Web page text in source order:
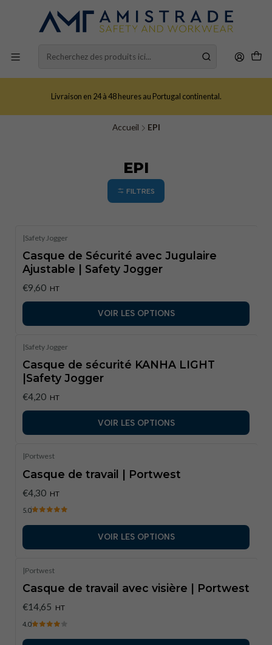
Livraison en 24 à 48 heures au Portugal continental.
Accueil EPI
EPI
FILTRES
|Safety Jogger
Casque de Sécurité avec Jugulaire
Ajustable | Safety Jogger
€9,60 HT
VOIR LES OPTIONS
|Safety Jogger
Casque de sécurité KANHA LIGHT
|Safety Jogger
€4,20 HT
VOIR LES OPTIONS
|Portwest
Casque de travail | Portwest
€4,30 HT
5.0
VOIR LES OPTIONS
|Portwest
Casque de travail avec visière | Portwest
€14,65 HT
4.0